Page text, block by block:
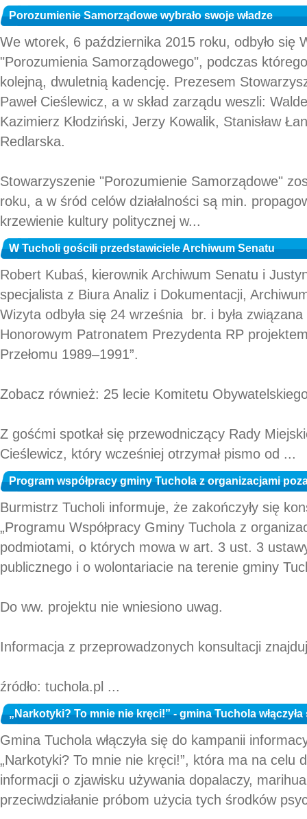
Porozumienie Samorządowe wybrało swoje władze
We wtorek, 6 października 2015 roku, odbyło się
"Porozumienia Samorządowego", podczas
kolejną, dwuletnią kadencję. Prezesem
Paweł Cieślewicz, a w skład zarządu weszli:
Kazimierz Kłodziński, Jerzy Kowalik, Stanisław
Redlarska.
Stowarzyszenie "Porozumienie Samorządowe"
roku, a w śród celów działalności są min.
krzewienie kultury politycznej w...
W Tucholi gościli przedstawiciele Archiwum Senatu
Robert Kubaś, kierownik Archiwum Senatu i
specjalista z Biura Analiz i Dokumentacji,
Wizyta odbyła się 24 września br. i była
Honorowym Patronatem Prezydenta RP
Przełomu 1989–1991”.
Zobacz również: 25 lecie Komitetu
Z gośćmi spotkał się przewodniczący Rady
Cieślewicz, który wcześniej otrzymał pismo od ...
Program współpracy gminy Tuchola z organizacjami
Burmistrz Tucholi informuje, że zakończyły się
„Programu Współpracy Gminy Tuchola z
podmiotami, o których mowa w art. 3 ust. 3
publicznego i o wolontariacie na terenie gminy
Do ww. projektu nie wniesiono uwag.
Informacja z przeprowadzonych konsultacji
źródło: tuchola.pl ...
„Narkotyki? To mnie nie kręci!” - gmina Tuchola
Gmina Tuchola włączyła się do kampanii
„Narkotyki? To mnie nie kręci!”, która ma na celu
informacji o zjawisku używania dopalaczy,
przeciwdziałanie próbom użycia tych środków